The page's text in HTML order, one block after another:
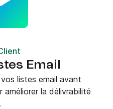
Email
listes email avant
améliorer la délivrabilité